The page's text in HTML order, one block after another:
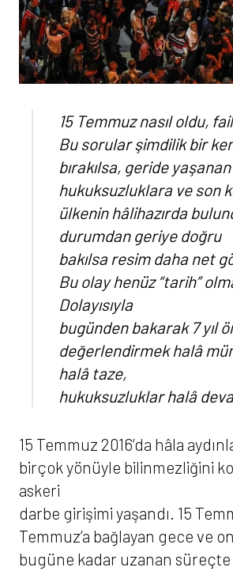
15 Temmuz nasıl oldu,
Bu sorular şimdilik bir
bırakılsa, geride yaşanan
hukuksuzluklara ve son
ülkenin hâlihazırda
durumdan geriye doğru
bakılsa resim daha net
Bu olay henüz “tarih”
Dolayısıyla
bugünden bakarak 7 yıl
değerlendirmek halâ
halâ taze,
hukuksuzluklar halâ
15 Temmuz 2016’da hâla
birçok yönüyle bilinmezliğini
askeri
darbe girişimi yaşandı. 15
Temmuz’a bağlayan gece ve
bugüne kadar uzanan süreçte